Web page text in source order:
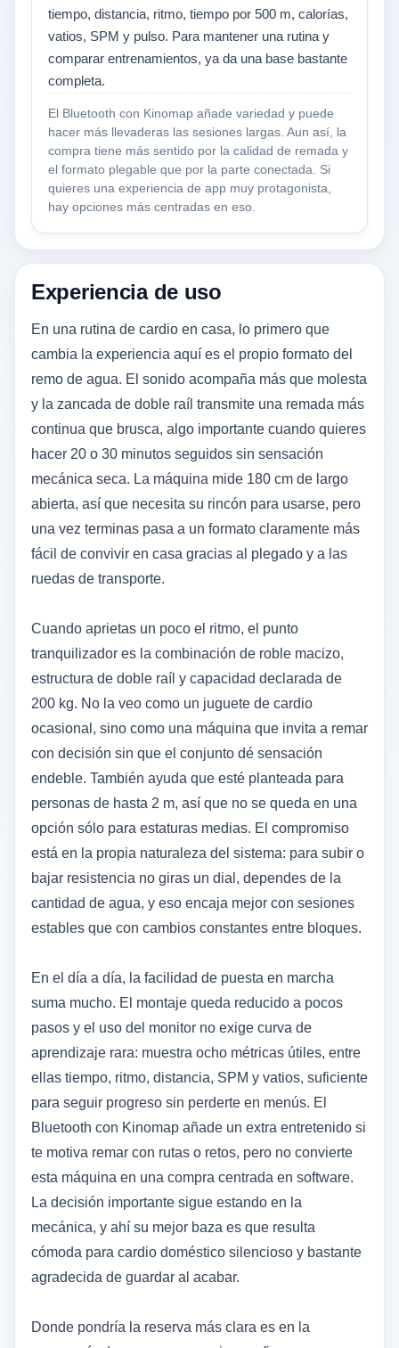
tiempo, distancia, ritmo, tiempo por 500 m, calorías,
vatios, SPM y pulso. Para mantener una rutina y
comparar entrenamientos, ya da una base bastante
completa.
El Bluetooth con Kinomap añade variedad y puede
hacer más llevaderas las sesiones largas. Aun así, la
compra tiene más sentido por la calidad de remada y
el formato plegable que por la parte conectada. Si
quieres una experiencia de app muy protagonista,
hay opciones más centradas en eso.
Experiencia de uso
En una rutina de cardio en casa, lo primero que
cambia la experiencia aquí es el propio formato del
remo de agua. El sonido acompaña más que molesta
y la zancada de doble raíl transmite una remada más
continua que brusca, algo importante cuando quieres
hacer 20 o 30 minutos seguidos sin sensación
mecánica seca. La máquina mide 180 cm de largo
abierta, así que necesita su rincón para usarse, pero
una vez terminas pasa a un formato claramente más
fácil de convivir en casa gracias al plegado y a las
ruedas de transporte.
Cuando aprietas un poco el ritmo, el punto
tranquilizador es la combinación de roble macizo,
estructura de doble raíl y capacidad declarada de
200 kg. No la veo como un juguete de cardio
ocasional, sino como una máquina que invita a remar
con decisión sin que el conjunto dé sensación
endeble. También ayuda que esté planteada para
personas de hasta 2 m, así que no se queda en una
opción sólo para estaturas medias. El compromiso
está en la propia naturaleza del sistema: para subir o
bajar resistencia no giras un dial, dependes de la
cantidad de agua, y eso encaja mejor con sesiones
estables que con cambios constantes entre bloques.
En el día a día, la facilidad de puesta en marcha
suma mucho. El montaje queda reducido a pocos
pasos y el uso del monitor no exige curva de
aprendizaje rara: muestra ocho métricas útiles, entre
ellas tiempo, ritmo, distancia, SPM y vatios, suficiente
para seguir progreso sin perderte en menús. El
Bluetooth con Kinomap añade un extra entretenido si
te motiva remar con rutas o retos, pero no convierte
esta máquina en una compra centrada en software.
La decisión importante sigue estando en la
mecánica, y ahí su mejor baza es que resulta
cómoda para cardio doméstico silencioso y bastante
agradecida de guardar al acabar.
Donde pondría la reserva más clara es en la